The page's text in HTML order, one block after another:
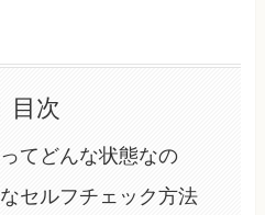
目次
てどんな状態なの
セルフチェック方法